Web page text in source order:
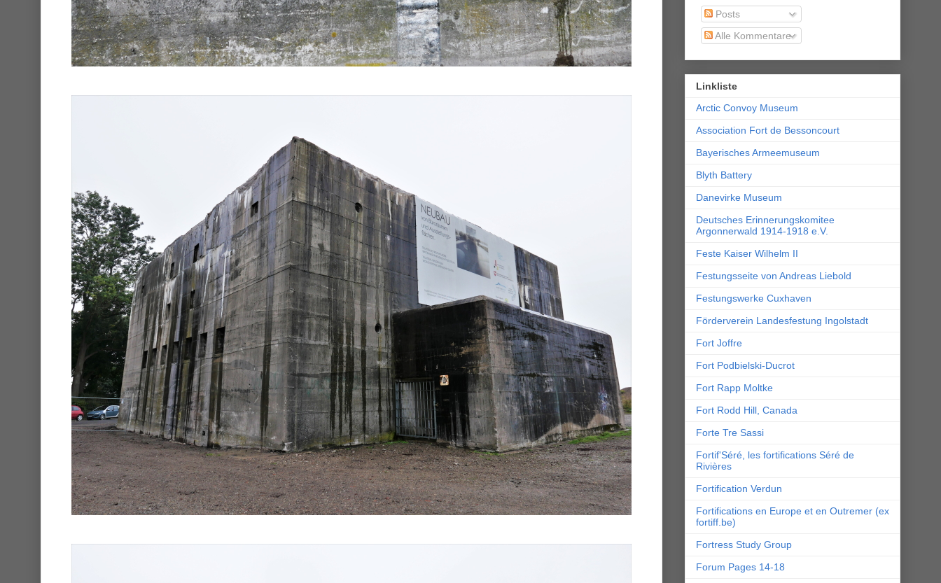
Posts
Alle Kommentare
Linkliste
Arctic Convoy Museum
Association Fort de Bessoncourt
Bayerisches Armeemuseum
Blyth Battery
Danevirke Museum
Deutsches Erinnerungskomitee
Argonnerwald 1914-1918 e.V.
Feste Kaiser Wilhelm II
Festungsseite von Andreas Liebold
Festungswerke Cuxhaven
Förderverein Landesfestung Ingolstadt
Fort Joffre
Fort Podbielski-Ducrot
Fort Rapp Moltke
Fort Rodd Hill, Canada
Forte Tre Sassi
Fortif'Séré, les fortifications Séré de
Rivières
Fortification Verdun
Fortifications en Europe et en Outremer (ex
fortiff.be)
Fortress Study Group
Forum Pages 14-18